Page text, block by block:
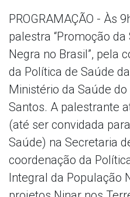
PROGRAMAÇÃO - Às
palestra “Promoção
Negra no Brasil”, pela
da Política de Saúde
Ministério da Saúde
Santos. A palestrante
(até ser convidada
Saúde) na Secretaria
coordenação da
Integral da População